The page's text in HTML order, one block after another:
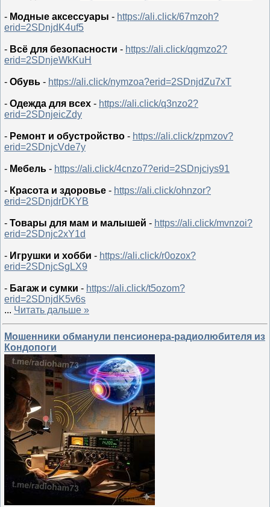
- Модные аксессуары - https://ali.click/67mzoh?
erid=2SDnjdK4uf5
- Всё для безопасности - https://ali.click/qgmzo2?
erid=2SDnjeWkKuH
- Обувь - https://ali.click/nymzoa?erid=2SDnjdZu7xT
- Одежда для всех - https://ali.click/q3nzo2?
erid=2SDnjeicZdy
- Ремонт и обустройство - https://ali.click/zpmzov?
erid=2SDnjcVde7y
- Мебель - https://ali.click/4cnzo7?erid=2SDnjciys91
- Красота и здоровье - https://ali.click/ohnzor?
erid=2SDnjdrDKYB
- Товары для мам и малышей - https://ali.click/mvnzoi?
erid=2SDnjc2xY1d
- Игрушки и хобби - https://ali.click/r0ozox?
erid=2SDnjcSgLX9
- Багаж и сумки - https://ali.click/t5ozom?
erid=2SDnjdK5v6s
... Читать дальше »
Мошенники обманули пенсионера-радиолюбителя из
Кондопоги